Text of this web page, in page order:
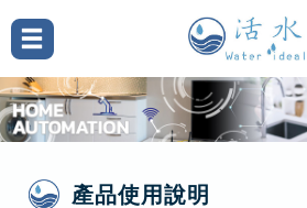
產品使用說明